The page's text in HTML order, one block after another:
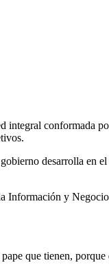
integral conformada
desarrolla en
Información y
que tienen,